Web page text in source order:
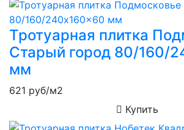
Тротуарная плитка
Старый город 80/160/
мм
621 руб/м2
Купить